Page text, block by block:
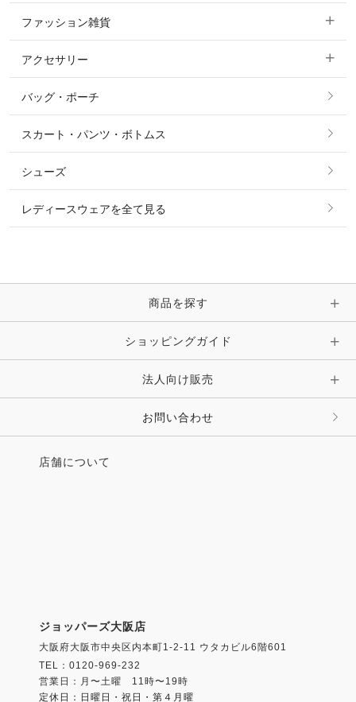
ニット・セーター
シャツ・ブラウス・ワンピース
ショージャケット
ショーシャツ
ファッション雑貨
すべてのファッション雑貨
ソックス
ベルト
時計・財布・キーケース・革小物
キーホルダー・チャーム・ストラップ
その他 ファッション雑貨
アクセサリー
すべてのアクセサリー
リング
ピアス・イヤリング
ピン・ブローチ・コサージュ
その他 アクセサリー
バッグ・ポーチ
スカート・パンツ・ボトムス
シューズ
レディースウェアを全て見る
商品を探す
ショッピングガイド
法人向け販売
お問い合わせ
店舗について
ジョッパーズ大阪店
大阪府大阪市中央区内本町1-2-11 ウタカビル6階601
TEL：0120-969-232
営業日：月〜土曜 11時〜19時
定休日：日曜日・祝日・第４月曜